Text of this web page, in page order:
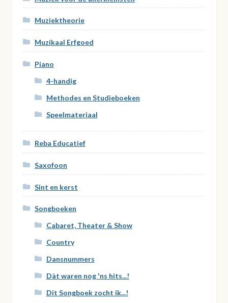
Muziektheorie
Muzikaal Erfgoed
Piano
4-handig
Methodes en Studieboeken
Speelmateriaal
Reba Educatief
Saxofoon
Sint en kerst
Songboeken
Cabaret, Theater & Show
Country
Dansnummers
Dàt waren nog 'ns hits...!
Dit Songboek zocht ik...!